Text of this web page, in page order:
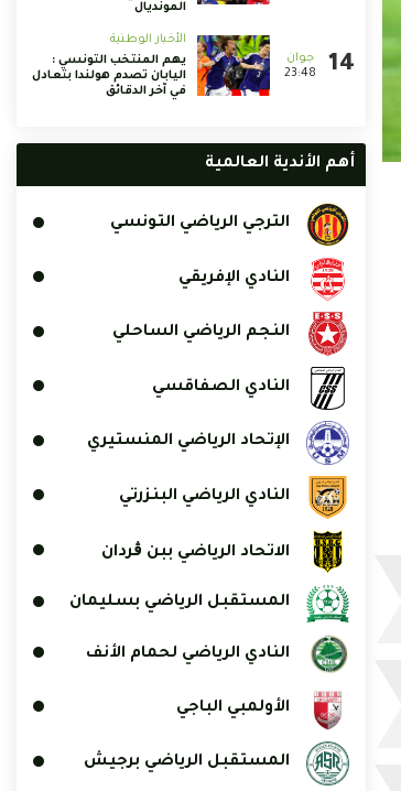
المونديال
23:48
الأخبار الوطنية
يهم المنتخب التونسي :
اليابان تصدم هولندا بتعادل
في آخر الدقائق
أهم الأندية العالمية
الترجي الرياضي التونسي
النادي الإفريقي
النجم الرياضي الساحلي
النادي الصفاقسي
الإتحاد الرياضي المنستيري
النادي الرياضي البنزرتي
الاتحاد الرياضي ببن ڨردان
المستقبل الرياضي بسليمان
النادي الرياضي لحمام الأنف
الأولمبي الباجي
المستقبل الرياضي برجيش